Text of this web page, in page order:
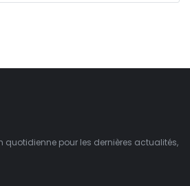
quotidienne pour les dernières actualités,